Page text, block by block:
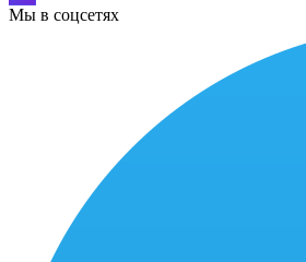
Мы в соцсетях